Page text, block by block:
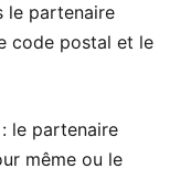
le partenaire
code postal et le
: le partenaire
même ou le